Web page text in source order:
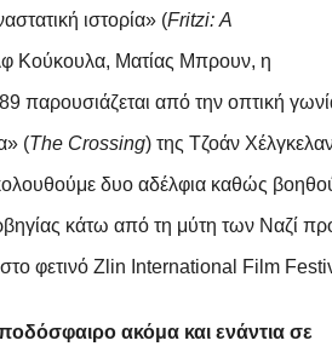
ιστορία» (Fritzi:A
Κούκουλα, Ματίας Μπρουν, η
παρουσιάζεται από την οπτική
(The Crossing) της Τζοάν
δυο αδέλφια καθώς
κάτω από τη μύτη των Ναζί
φετινόZlin International Film
ακόμα και ενάντια σε